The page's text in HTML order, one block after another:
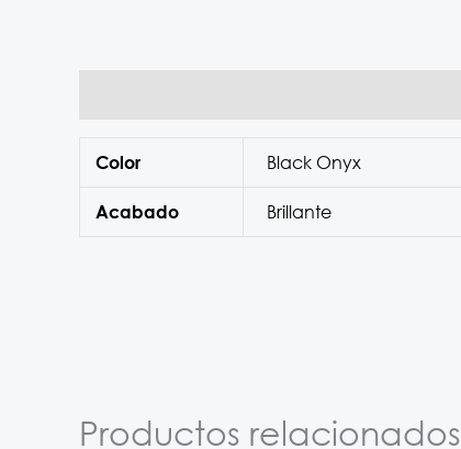
Color Black Onyx
Acabado Brillante
Productos relacionados